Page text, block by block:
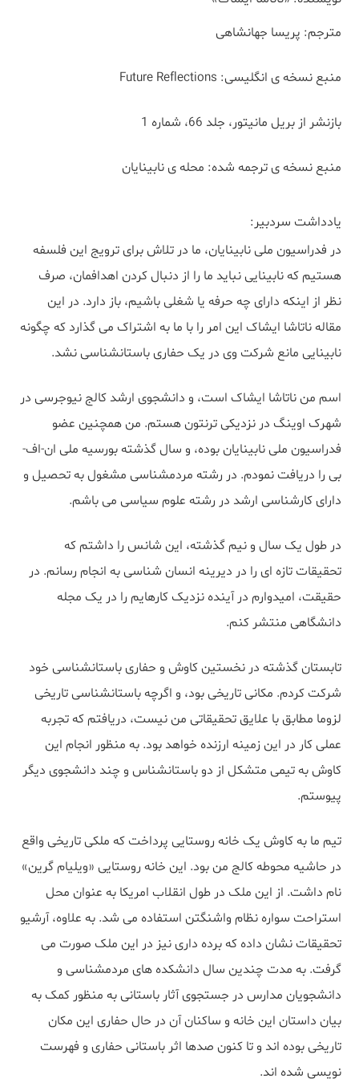
مترجم: پریسا جهانشاهی
منبع نسخه ی انگلیسی: Future Reflections
بازنشر از بریل مانیتور، جلد 66، شماره 1
منبع نسخه ی ترجمه شده: محله ی نابینایان
یادداشت سردبیر:
در فدراسیون ملی نابینایان، ما در تلاش برای ترویج این فلسفه
هستیم که نابینایی نباید ما را از دنبال کردن اهدافمان، صرف
نظر از اینکه دارای چه حرفه یا شغلی باشیم، باز دارد. در این
مقاله ناتاشا ایشاک این امر را با ما به اشتراک می گذارد که چگونه
نابینایی مانع شرکت وی در یک حفاری باستانشناسی نشد.
اسم من ناتاشا ایشاک است، و دانشجوی ارشد کالج نیوجرسی در
شهرک اوینگ در نزدیکی ترنتون هستم. من همچنین عضو
فدراسیون ملی نابینایان بوده، و سال گذشته بورسیه ملی ان-اف-
بی را دریافت نمودم. در رشته مردمشناسی مشغول به تحصیل و
دارای کارشناسی ارشد در رشته علوم سیاسی می باشم.
در طول یک سال و نیم گذشته، این شانس را داشتم که
تحقیقات تازه ای را در دیرینه انسان شناسی به انجام رسانم. در
حقیقت، امیدوارم در آینده نزدیک کارهایم را در یک مجله
دانشگاهی منتشر کنم.
تابستان گذشته در نخستین کاوش و حفاری باستانشناسی خود
شرکت کردم. مکانی تاریخی بود، و اگرچه باستانشناسی تاریخی
لزوما مطابق با علایق تحقیقاتی من نیست، دریافتم که تجربه
عملی کار در این زمینه ارزنده خواهد بود. به منظور انجام این
کاوش به تیمی متشکل از دو باستانشناس و چند دانشجوی دیگر
پیوستم.
تیم ما به کاوش یک خانه روستایی پرداخت که ملکی تاریخی واقع
در حاشیه محوطه کالج من بود. این خانه روستایی «ویلیام گرین»
نام داشت. از این ملک در طول انقلاب امریکا به عنوان محل
استراحت سواره نظام واشنگتن استفاده می شد. به علاوه، آرشیو
تحقیقات نشان داده که برده داری نیز در این ملک صورت می
گرفت. به مدت چندین سال دانشکده های مردمشناسی و
دانشجویان مدارس در جستجوی آثار باستانی به منظور کمک به
بیان داستان این خانه و ساکنان آن در حال حفاری این مکان
تاریخی بوده اند و تا کنون صدها اثر باستانی حفاری و فهرست
نویسی شده اند.